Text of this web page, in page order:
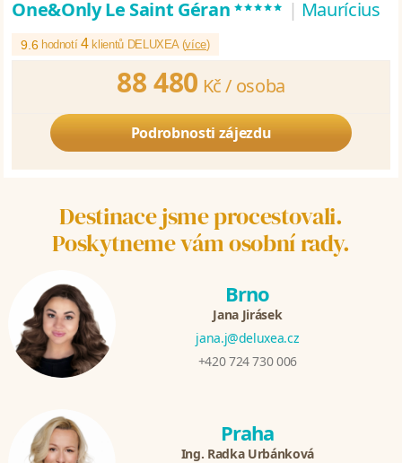
One&Only Le Saint Géran***** | Maurícius
9.6 hodnotí4klientů DELUXEA (více)
88 480 Kč / osoba
Podrobnosti zájezdu
Destinace jsme procestovali.
Poskytneme vám osobní rady.
Brno
Jana Jirásek
jana.j@deluxea.cz
+420 724 730 006
Praha
Ing. Radka Urbánková